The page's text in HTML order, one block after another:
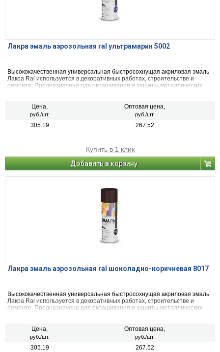
Лакра эмаль аэрозольная ral ультрамарин 5002
Высококачественная универсальная быстросохнущая акриловая эмаль
Лакра Ral используется в декоративных работах, строительстве и
ремонте. Предназначена для окрашивания и защиты металлических,
внутренних работ.
Цена,
руб./шт.
Оптовая цена,
руб./шт.
305.19 267.52
Купить в 1 клик
Добавить в корзину
Лакра эмаль аэрозольная ral шоколадно-коричневая 8017
Высококачественная универсальная быстросохнущая акриловая эмаль
Лакра Ral используется в декоративных работах, строительстве и
ремонте. Предназначена для окрашивания и защиты металлических,
внутренних работ.
Цена,
руб./шт.
Оптовая цена,
руб./шт.
305.19 267.52